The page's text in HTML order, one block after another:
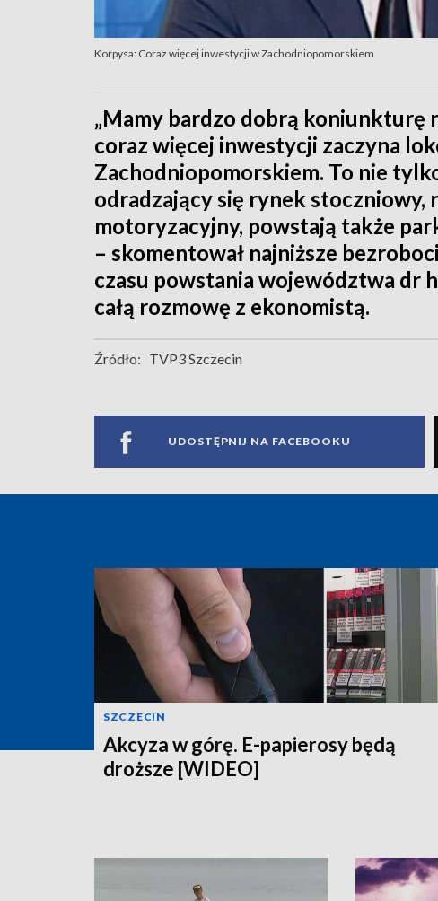
Korpysa: Coraz więcej inwestycji w Zachodniopomorskiem
„Mamy bardzo dobrą koniunkturę
coraz więcej inwestycji zaczyna
Zachodniopomorskiem. To nie
odradzający się rynek stoczniowy,
motoryzacyjny, powstają także
– skomentował najniższe
czasu powstania województwa dr
całą rozmowę z ekonomistą.
Źródło: TVP3 Szczecin
UDOSTĘPNIJ NA FACEBOOKU
SZCZECIN
Akcyza w górę. E-papierosy będą
droższe [WIDEO]